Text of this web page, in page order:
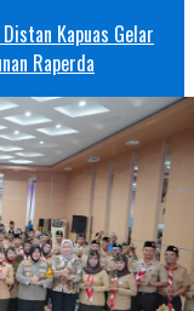
Kapuas Gelar
Raperda